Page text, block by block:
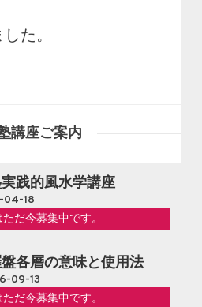
た。
講座ご案内
践的風水学講座
04-18
だ今募集中です。
各層の意味と使用法
09-13
だ今募集中です。